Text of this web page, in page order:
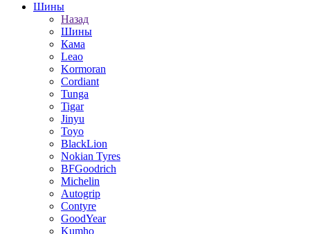
Шины
Назад
Шины
Кама
Leao
Kormoran
Cordiant
Tunga
Tigar
Jinyu
Toyo
BlackLion
Nokian Tyres
BFGoodrich
Michelin
Autogrip
Contyre
GoodYear
Kumho